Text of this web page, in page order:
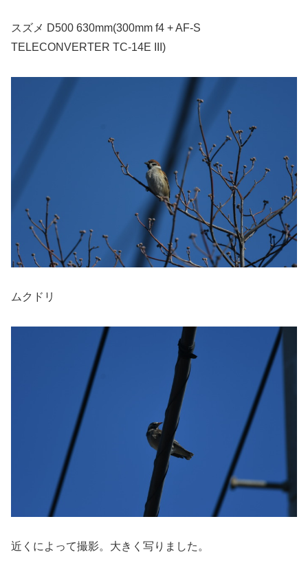
スズメ D500 630mm(300mm f4 + AF-S
TELECONVERTER TC-14E III)
ムクドリ
近くによって撮影。大きく写りました。